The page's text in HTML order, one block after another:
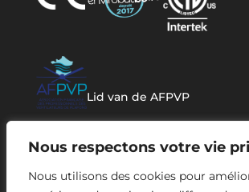
Nous respectons votre vie
Nous utilisons des cookies pour
Lid van de AFPVP